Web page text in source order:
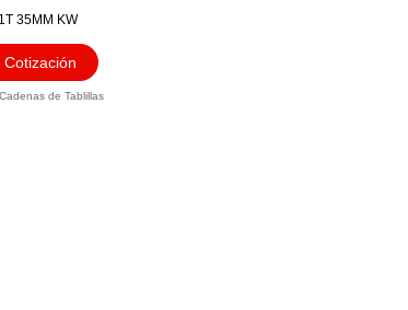
35MM KW
Cotización
de Tablillas